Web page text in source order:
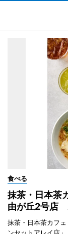
食べる
抹茶・日本茶
由が丘2号店
抹茶・日本茶カフ
ンセットアレイ店